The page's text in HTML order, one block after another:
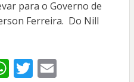
para o Governo de
Ferreira. Do Nill
W T E